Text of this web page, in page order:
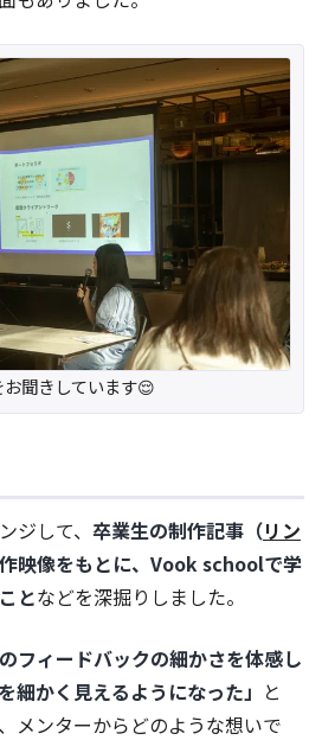
聞きしています😌
ジして、 卒業生の制作記事（リン
映像をもとに、Vook schoolで学
となどを深掘りしました。
のフィードバックの細かさを体感し
細かく見えるようになった」 と
メンターからどのような想いで